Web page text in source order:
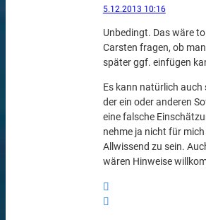
5.12.2013 10:16
Unbedingt. Das wäre
Carsten fragen, ob
später ggf. einfügen
Es kann natürlich auch
der ein oder anderen
eine falsche
nehme ja nicht für
Allwissend zu sein.
wären Hinweise